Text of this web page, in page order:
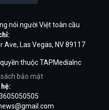
nói người Việt toàn cầu
Ave, Las Vegas, NV 89117
thuộc TAPMediaInc
bảo mật